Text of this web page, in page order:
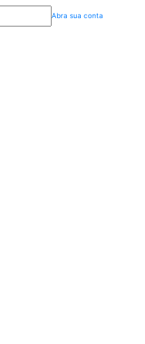
Abra sua conta